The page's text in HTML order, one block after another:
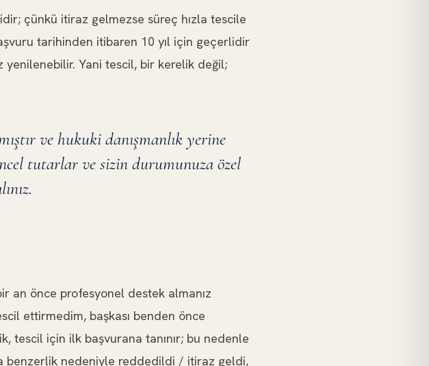
çünkü itiraz gelmezse süreç hızla tescile
tarihinden itibaren 10 yıl için geçerlidir
yenilenebilir. Yani tescil, bir kerelik değil;
ve hukuki danışmanlık yerine
tutarlar ve sizin durumunuza özel
an önce profesyonel destek almanız
ettirmedim, başkası benden önce
tescil için ilk başvurana tanınır; bu nedenle
benzerlik nedeniyle reddedildi / itiraz geldi,